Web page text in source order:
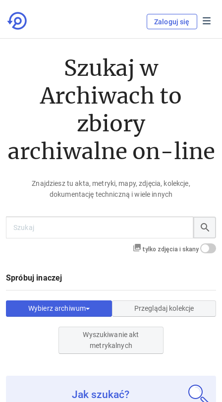
Zaloguj się
Szukaj w
Archiwach to
zbiory
archiwalne on-line
Znajdziesz tu akta, metryki, mapy, zdjęcia, kolekcje,
dokumentację techniczną i wiele innych
tylko zdjęcia i skany
Spróbuj inaczej
Wybierz archiwum Przeglądaj kolekcje
Wyszukiwanie akt
metrykalnych
Jak szukać?